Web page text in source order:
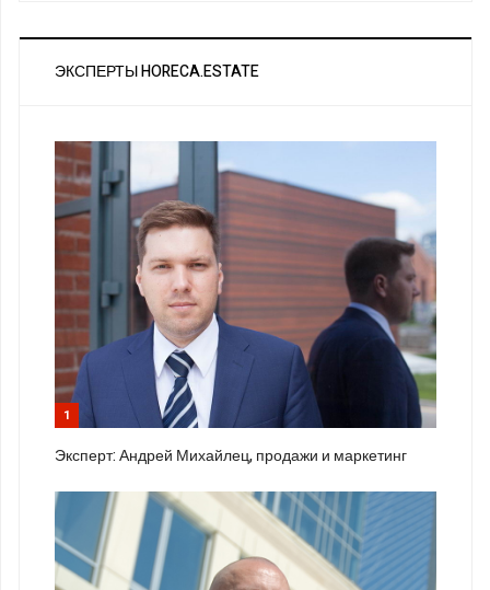
ЭКСПЕРТЫ HORECA.ESTATE
1
Эксперт: Андрей Михайлец, продажи и маркетинг